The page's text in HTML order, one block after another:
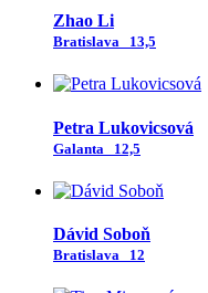
Zhao Li
Bratislava 13,5
Petra Lukovicsová
Galanta 12,5
Dávid Soboň
Bratislava 12